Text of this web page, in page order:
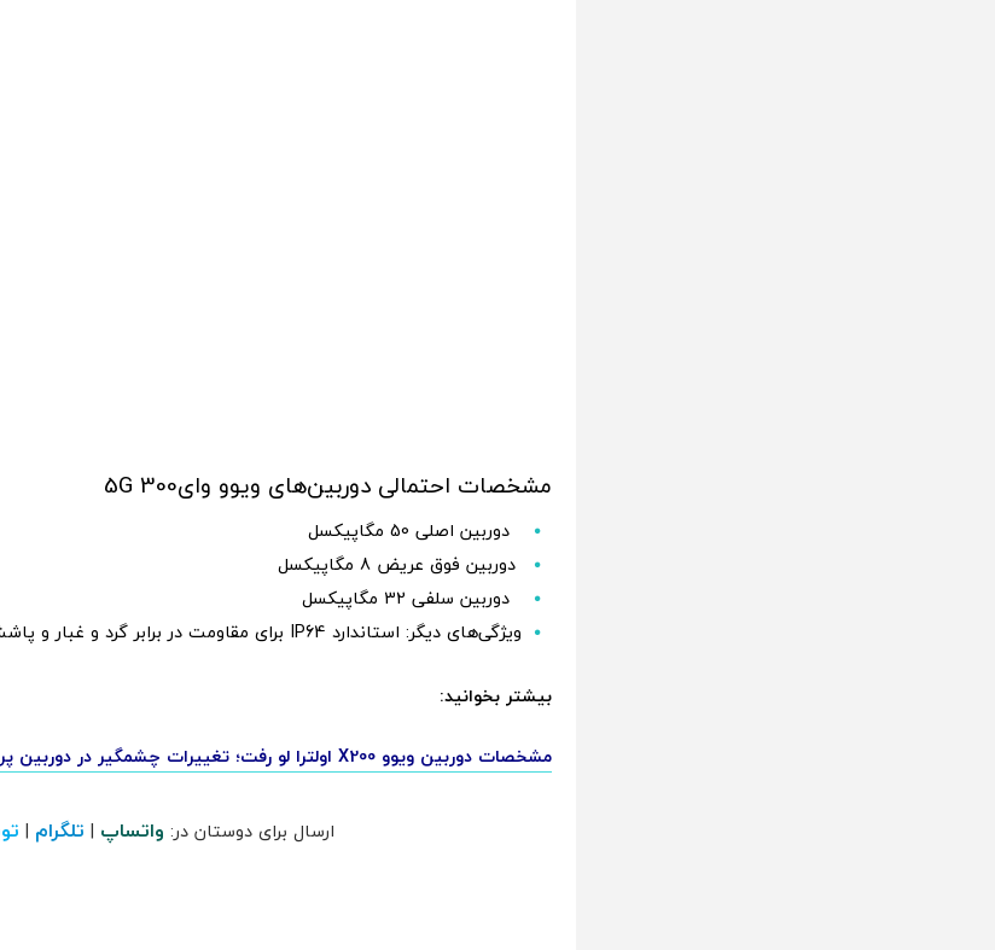
مشخصات احتمالی دوربین‌های ویوو وای300 5G
دوربین اصلی 50 مگاپیکسل
دوربین فوق عریض 8 مگاپیکسل
دوربین سلفی 32 مگاپیکسل
ویژگی‌های دیگر: استاندارد IP64 برای مقاومت در برابر گرد و غبار و پاشش آب، اسپیکرهای استریو
بیشتر بخوانید:
مشخصات دوربین ویوو X200 اولترا لو رفت؛ تغییرات چشمگیر در دوربین پرچمدار جدید ویوو
ارسال برای دوستان در: واتساپ | تلگرام |